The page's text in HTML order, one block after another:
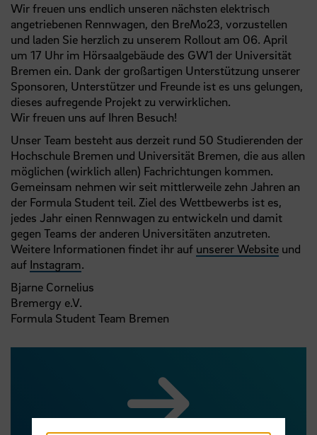
Wir freuen uns endlich unseren nächsten elektrisch
angetriebenen Rennwagen, den BreMo23, vorzustellen
und laden Sie herzlich zu unserem Rollout am 06. April
um 17 Uhr im Hörsaalgebäude des GW1 der Universität
Bremen ein. Dank der großartigen Unterstützung unserer
Sponsoren, Unterstützer und Freunde ist es uns gelungen,
dieses aufregende Projekt zu verwirklichen.
Wir freuen uns auf Ihren Besuch!
Unser Team besteht aus derzeit rund 50 Studierenden der
Hochschule Bremen und Universität Bremen, die aus allen
möglichen (wirklich allen) Fachrichtungen kommen.
Gemeinsam nehmen wir seit mittlerweile zehn Jahren an
der Formula Student teil. Ziel des Wettbewerbs ist es,
jedes Jahr einen Rennwagen zu entwickeln und damit
gegen Teams der anderen Universitäten anzutreten.
Weitere Informationen findet ihr auf unserer Website und
auf Instagram.
Bjarne Cornelius
Bremergy e.V.
Formula Student Team Bremen